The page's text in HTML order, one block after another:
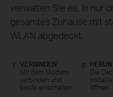
verwalten Sie es. In nur
gesamtes Zuhause mit
WLAN abgedeckt.
1
VERBINDEN
Mit dem Modem
verbinden und
beide einschalten.
2
Die
öffnen.